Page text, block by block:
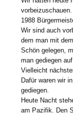
1988
Wir sind auch
dem man mit
Schön gelegen,
man gediegen
Vielleicht
Dafür waren wir
gediegen.
Heute Nacht
am Pazifik. Den